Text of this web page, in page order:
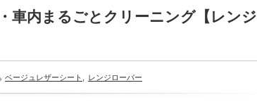
車内まるごとクリーニング【レンジ
ベージュレザーシート レンジローバー